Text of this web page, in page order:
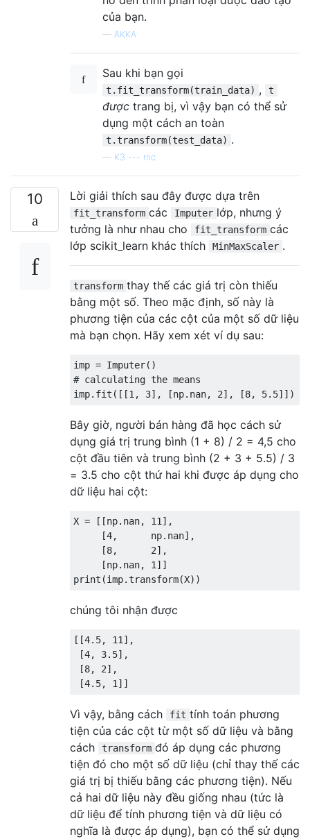
của bạn.
— AKKA
Sau khi bạn gọi
t.fit_transform(train_data) , t
được trang bị, vì vậy bạn có thể sử
dụng một cách an toàn
t.transform(test_data) .
— K3 --- rnc
10 Lời giải thích sau đây được dựa trên
fit_transform các Imputer lớp, nhưng ý
tưởng là như nhau cho
fit_transform các
lớp scikit_learn khác thích
MinMaxScaler .
transform thay thế các giá trị còn thiếu
bằng một số. Theo mặc định, số này là
phương tiện của các cột của một số dữ liệu
mà bạn chọn. Hãy xem xét ví dụ sau:
imp = Imputer()
# calculating the means
imp. fit ([[1 , 3], [np. nan, 2], [8, 5.5]])
Bây giờ, người bán hàng đã học cách sử
dụng giá trị trung bình (1 + 8) / 2 = 4,5 cho
cột đầu tiên và trung bình (2 + 3 + 5.5) / 3
= 3.5 cho cột thứ hai khi được áp dụng cho
dữ liệu hai cột:
X = [[np. nan, 11 ],
[4,
      np
. nan],
[8, 2],
[np. nan, 1 ]]
print (imp.transform(X))
chúng tôi nhận được
[[4.5, 11 ],
[4, 3.5],
[8, 2],
[4.5, 1 ]]
Vì vậy, bằng cách fit tính toán phương
tiện của các cột từ một số dữ liệu và bằng
cách
transform đó áp dụng các phương
tiện đó cho một số dữ liệu (chỉ thay thế các
giá trị bị thiếu bằng các phương tiện). Nếu
cả hai dữ liệu này đều giống nhau (tức là
dữ liệu để tính phương tiện và dữ liệu có
nghĩa là được áp dụng), bạn có thể sử dụng